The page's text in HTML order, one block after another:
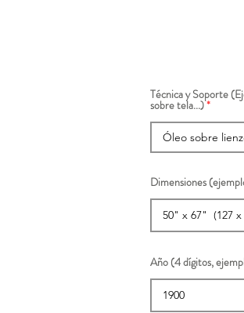
Técnica y Soporte
sobre tela...)
Dimensiones
Año (4 dígitos,